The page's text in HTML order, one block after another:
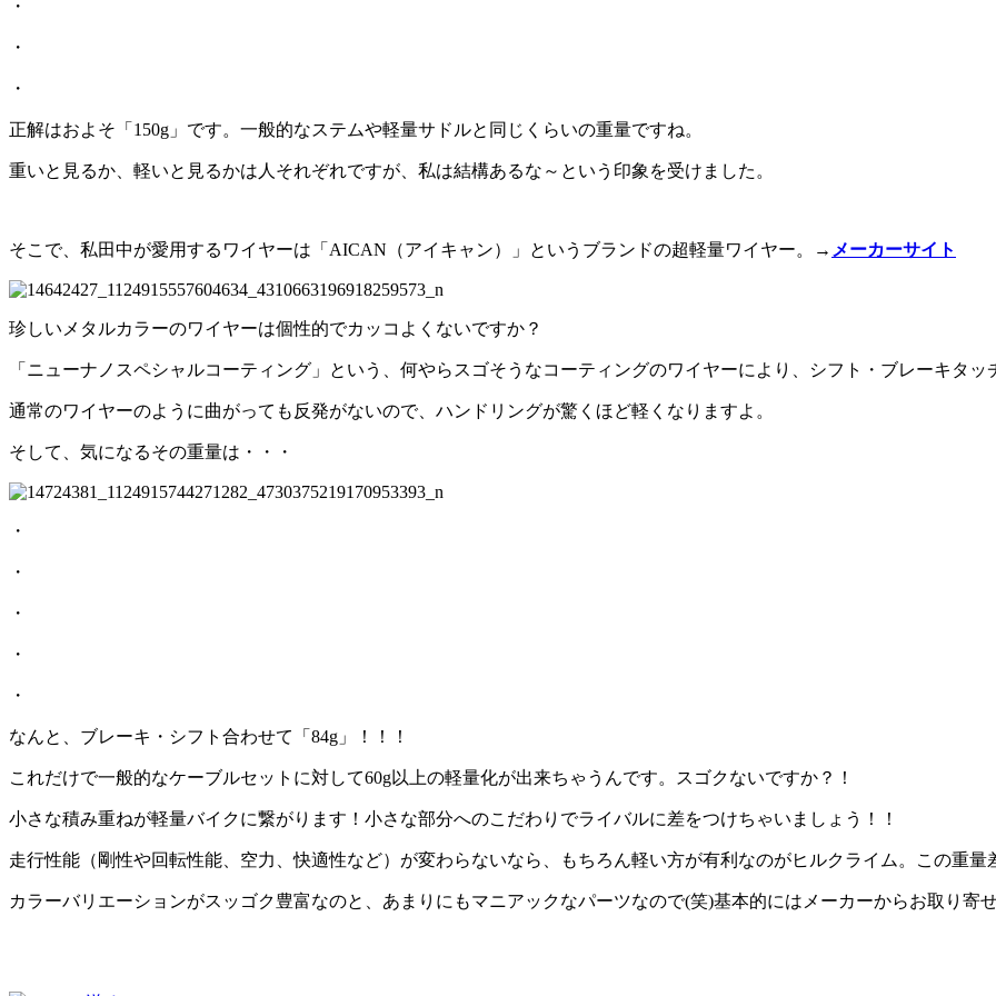
・
・
・
正解はおよそ「150g」です。一般的なステムや軽量サドルと同じくらいの重量ですね。
重いと見るか、軽いと見るかは人それぞれですが、私は結構あるな～という印象を受けました。
そこで、私田中が愛用するワイヤーは「AICAN（アイキャン）」というブランドの超軽量ワイヤー。→ メーカーサイト
珍しいメタルカラーのワイヤーは個性的でカッコよくないですか？
「ニューナノスペシャルコーティング」という、何やらスゴそうなコーティングのワイヤーにより、シフト・ブレーキタッ
通常のワイヤーのように曲がっても反発がないので、ハンドリングが驚くほど軽くなりますよ。
そして、気になるその重量は・・・
・
・
・
・
・
なんと、ブレーキ・シフト合わせて「84g」！！！
これだけで一般的なケーブルセットに対して60g以上の軽量化が出来ちゃうんです。スゴクないですか？！
小さな積み重ねが軽量バイクに繋がります！小さな部分へのこだわりでライバルに差をつけちゃいましょう！！
走行性能（剛性や回転性能、空力、快適性など）が変わらないなら、もちろん軽い方が有利なのがヒルクライム。この重量
カラーバリエーションがスッゴク豊富なのと、あまりにもマニアックなパーツなので(笑)基本的にはメーカーからお取り寄